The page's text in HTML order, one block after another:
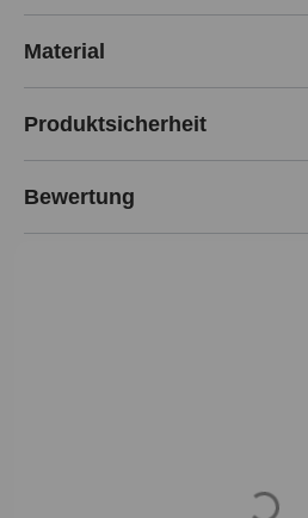
Material
Produktsicherheit
Bewertung